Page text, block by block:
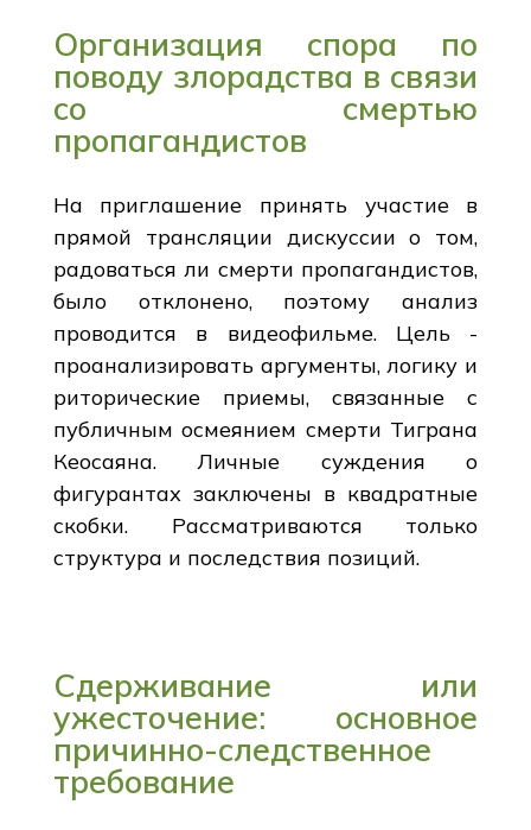
Организация спора по
поводу злорадства в связи
со смертью
пропагандистов
На приглашение принять участие в
прямой трансляции дискуссии о том,
радоваться ли смерти пропагандистов,
было отклонено, поэтому анализ
проводится в видеофильме. Цель -
проанализировать аргументы, логику и
риторические приемы, связанные с
публичным осмеянием смерти Тиграна
Кеосаяна. Личные суждения о
фигурантах заключены в квадратные
скобки. Рассматриваются только
структура и последствия позиций.
Сдерживание или
ужесточение: основное
причинно-следственное
требование